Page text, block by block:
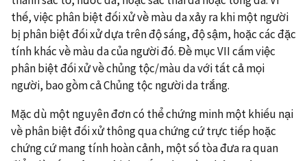
thế, việc phân biệt đối xử về màu da xảy ra khi một người
bị phân biệt đối xử dựa trên độ sáng, độ sậm, hoặc các đặc
tính khác về màu da của người đó. Đề mục VII cấm việc
phân biệt đối xử về chủng tộc/màu da với tất cả mọi
người, bao gồm cả Chủng tộc người da trắng.
Mặc dù một nguyên đơn có thể chứng minh một khiếu nại
về phân biệt đối xử thông qua chứng cứ trực tiếp hoặc
chứng cứ mang tính hoàn cảnh, một số tòa đưa ra quan